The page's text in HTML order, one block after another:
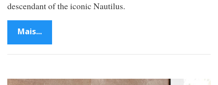
descendant of the iconic Nautilus.
Mais...